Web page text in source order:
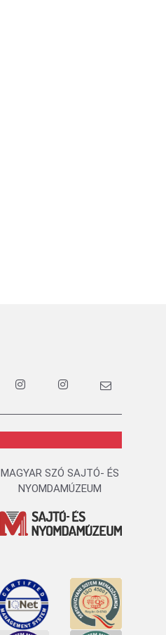
MAGYAR SZÓ SAJTÓ- ÉS
NYOMDAMÚZEUM